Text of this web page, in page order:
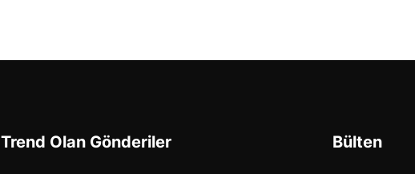
Trend Olan Gönderiler Bülten